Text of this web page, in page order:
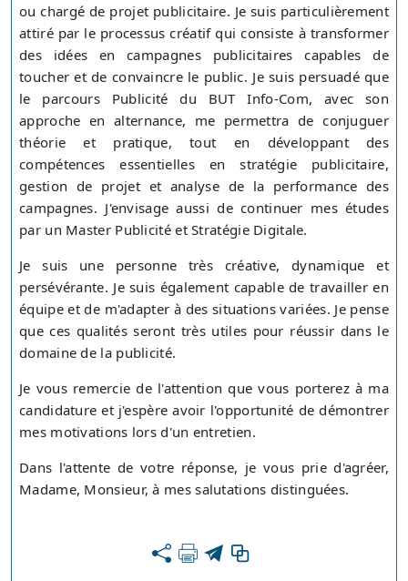
ou chargé de projet publicitaire. Je suis particulièrement
attiré par le processus créatif qui consiste à transformer
des idées en campagnes publicitaires capables de
toucher et de convaincre le public. Je suis persuadé que
le parcours Publicité du BUT Info-Com, avec son
approche en alternance, me permettra de conjuguer
théorie et pratique, tout en développant des
compétences essentielles en stratégie publicitaire,
gestion de projet et analyse de la performance des
campagnes. J'envisage aussi de continuer mes études
par un Master Publicité et Stratégie Digitale.
Je suis une personne très créative, dynamique et
persévérante. Je suis également capable de travailler en
équipe et de m'adapter à des situations variées. Je pense
que ces qualités seront très utiles pour réussir dans le
domaine de la publicité.
Je vous remercie de l'attention que vous porterez à ma
candidature et j'espère avoir l'opportunité de démontrer
mes motivations lors d'un entretien.
Dans l'attente de votre réponse, je vous prie d'agréer,
Madame, Monsieur, à mes salutations distinguées.